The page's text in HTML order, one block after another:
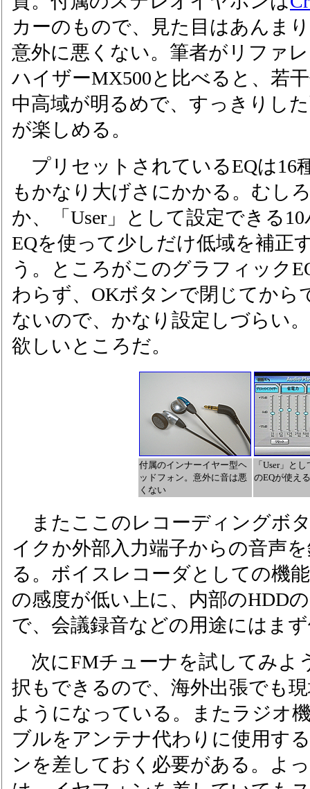
カーのもので、見た目はあんま
意外に悪くない。筆者がリファ
ハイザーMX500と比べると、若
中高域が明るめで、すっきりし
が楽しめる。
プリセットされているEQは16
もかなり大げさにかかる。むし
か、「User」として設定できる
EQを使って少しだけ低域を補正
う。ところがこのグラフィック
わらず、OKボタンで閉じてから
ないので、かなり設定しづらい
欲しいところだ。
付属のインナーイヤー型ヘ
ッドフォン。意外に音は悪
くない
「User」と
のEQが使える
またここのレコーディングボ
イクか外部入力端子からの音声
る。ボイスレコーダとしての機
の感度が低い上に、内部のHDD
で、会議録音などの用途にはま
次にFMチューナを試してみよ
択もできるので、海外出張でも
ようになっている。またラジオ
ブルをアンテナ代わりに使用す
ンを差しておく必要がある。よ